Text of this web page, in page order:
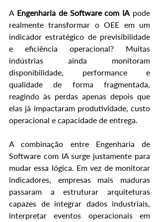
A Engenharia de Software com IA pode
realmente transformar o OEE em um
indicador estratégico de previsibilidade
e eficiência operacional? Muitas
indústrias ainda monitoram
disponibilidade, performance e
qualidade de forma fragmentada,
reagindo às perdas apenas depois que
elas já impactaram produtividade, custo
operacional e capacidade de entrega.
A combinação entre Engenharia de
Software com IA surge justamente para
mudar essa lógica. Em vez de monitorar
indicadores, empresas mais maduras
passaram a estruturar arquiteturas
capazes de integrar dados industriais,
interpretar eventos operacionais em